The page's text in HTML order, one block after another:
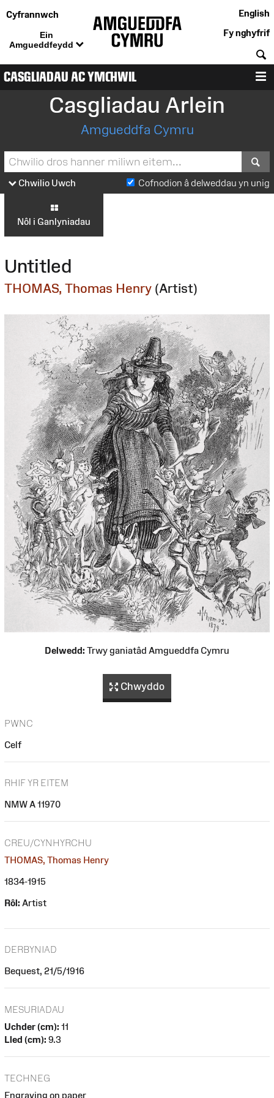
Cyfrannwch
Ein
Amgueddfeydd
English
Fy nghyfrif
CASGLIADAU AC YMCHWIL
Casgliadau Arlein
Amgueddfa Cymru
Chwilio Uwch Cofnodion â delweddau yn unig
Nôl i Ganlyniadau
Untitled
THOMAS, Thomas Henry (Artist)
Delwedd: Trwy ganiatâd Amgueddfa Cymru
Chwyddo
PWNC
Celf
RHIF YR EITEM
NMW A 11970
CREU/CYNHYRCHU
THOMAS, Thomas Henry
1834-1915
Rôl: Artist
DERBYNIAD
Bequest, 21/5/1916
MESURIADAU
Uchder (cm): 11
Lled (cm): 9.3
TECHNEG
Engraving on paper